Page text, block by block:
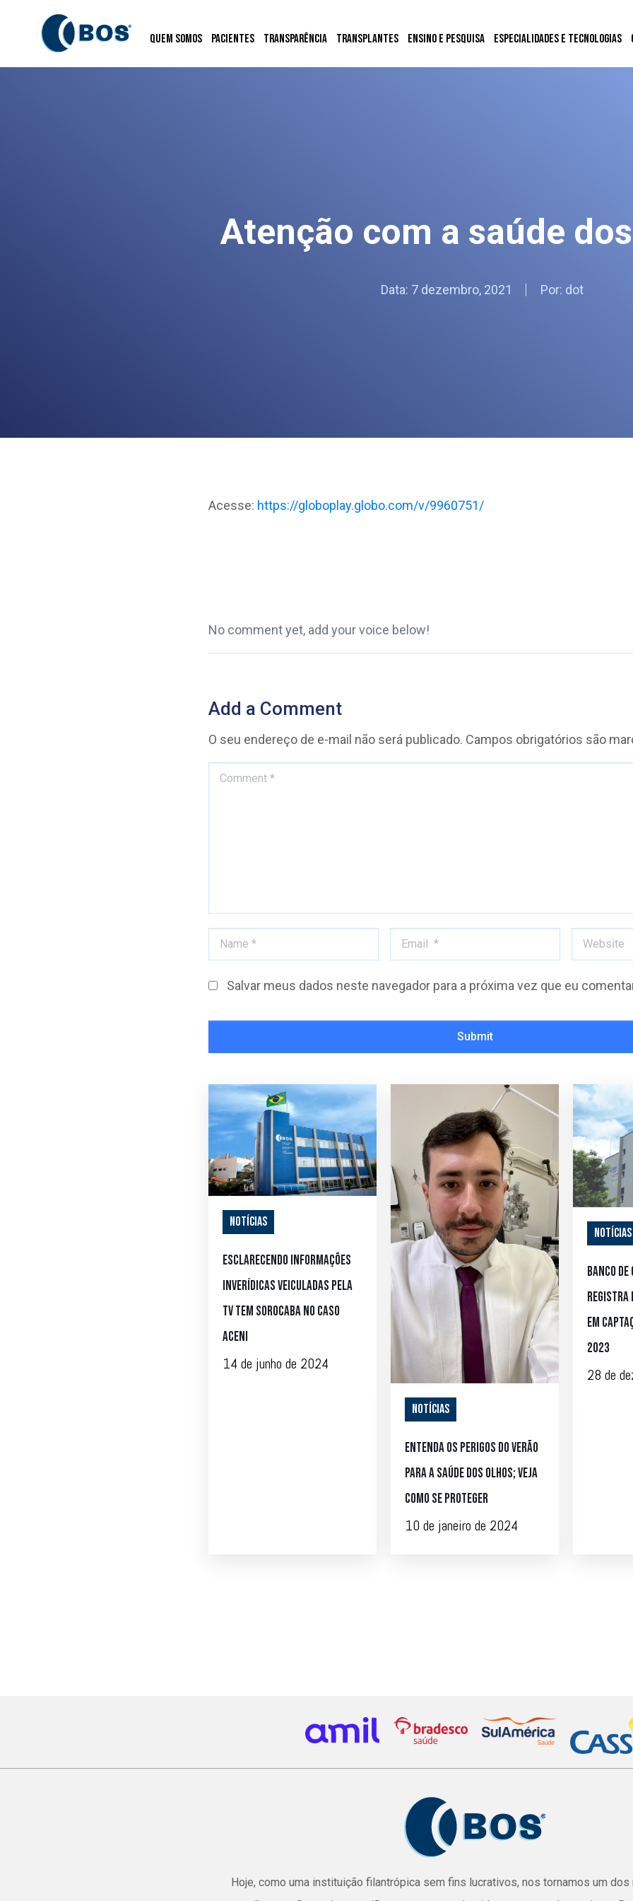
Quem Somos Pacientes Transparência Transplantes Ensino e Pesquisa Especialidades e Tecnologias
Atenção com a saúde
Data: 7 dezembro, 2021 Por: dot
Acesse: https://globoplay.globo.com/v/9960751/
No comment yet, add your voice below!
Add a Comment
O seu endereço de e-mail não será publicado. Campos obrigatórios são
Comment *
Name * Email * Website
Salvar meus dados neste navegador para a próxima vez que eu
Submit
Notícias
Esclarecendo informações
inverídicas veiculadas pela
TV Tem Sorocaba no caso
Aceni
14 de junho de 2024
Notícias
Entenda os perigos do verão
para a saúde dos olhos; veja
como se proteger
10 de janeiro de 2024
Notícias
Banco
registra
em
2023
28 de
Hoje, como uma instituição filantrópica sem fins lucrativos, nos tornamos um